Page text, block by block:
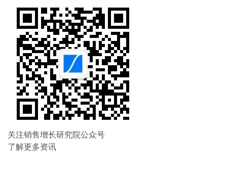
关注销售增长研究院公众号
了解更多资讯